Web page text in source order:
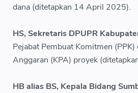
dana (ditetapkan 14 April 2025).
HS, Sekretaris DPUPR
Pejabat Pembuat Komitmen
Anggaran (KPA) proyek
HB alias BS, Kepala Bidang